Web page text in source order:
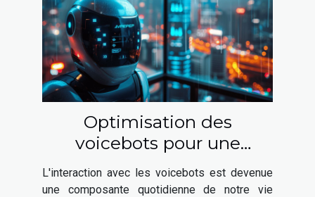
Optimisation des
voicebots pour une
meilleure expérience
utilisateur
L'interaction avec les voicebots est devenue
une composante quotidienne de notre vie